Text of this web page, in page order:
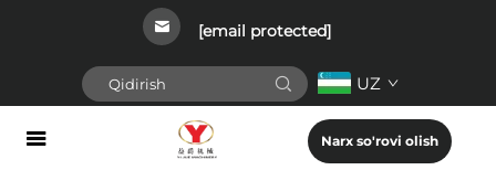
[email protected]
UZ
Narx so'rovi olish